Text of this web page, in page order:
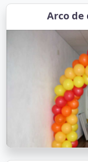
Arco de